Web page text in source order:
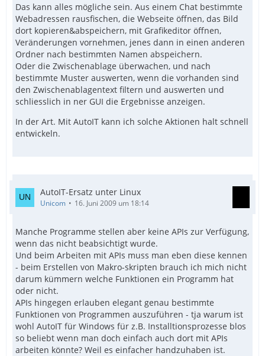
Das kann alles mögliche sein. Aus einem Chat bestimmte
Webadressen rausfischen, die Webseite öffnen, das Bild
dort kopieren&abspeichern, mit Grafikeditor öffnen,
Veränderungen vornehmen, jenes dann in einen anderen
Ordner nach bestimmten Namen abspeichern.
Oder die Zwischenablage überwachen, und nach
bestimmte Muster auswerten, wenn die vorhanden sind
den Zwischenablagentext filtern und auswerten und
schliesslich in ner GUI die Ergebnisse anzeigen.
In der Art. Mit AutoIT kann ich solche Aktionen halt schnell
entwickeln.
AutoIT-Ersatz unter Linux
Unicom 16. Juni 2009 um 18:14
Manche Programme stellen aber keine APIs zur Verfügung,
wenn das nicht beabsichtigt wurde.
Und beim Arbeiten mit APIs muss man eben diese kennen
- beim Erstellen von Makro-skripten brauch ich mich nicht
darum kümmern welche Funktionen ein Programm hat
oder nicht.
APIs hingegen erlauben elegant genau bestimmte
Funktionen von Programmen auszuführen - tja warum ist
wohl AutoIT für Windows für z.B. Installtionsprozesse blos
so beliebt wenn man doch einfach auch dort mit APIs
arbeiten könnte? Weil es einfacher handzuhaben ist.